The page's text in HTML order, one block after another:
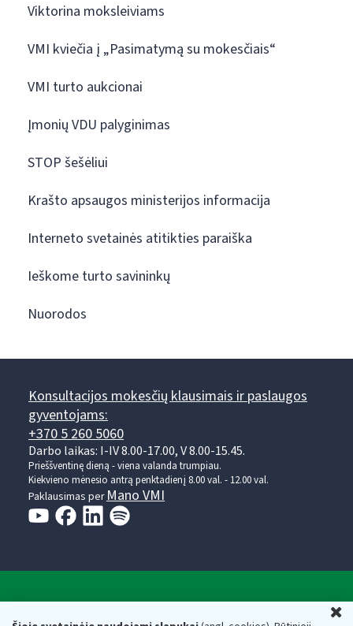
Viktorina moksleiviams
VMI kviečia į „Pasimatymą su mokesčiais“
VMI turto aukcionai
Įmonių VDU palyginimas
STOP šešėliui
Krašto apsaugos ministerijos informacija
Interneto svetainės atitikties paraiška
Ieškome turto savininkų
Nuorodos
Konsultacijos mokesčių klausimais ir paslaugos
gyventojams:
+370 5 260 5060
Darbo laikas: I-IV 8.00-17.00, V 8.00-15.45.
Prieššventinę dieną - viena valanda trumpiau.
Kiekvieno mėnesio antrą penktadienį 8.00 val. - 12.00 val.
Paklausimas per Mano VMI